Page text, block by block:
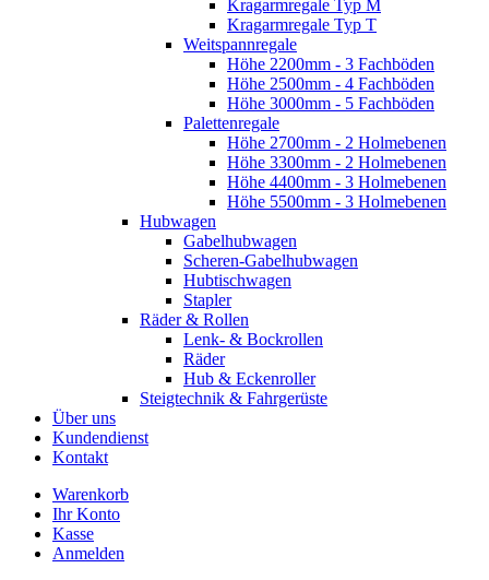
Kragarmregale Typ M
Kragarmregale Typ T
Weitspannregale
Höhe 2200mm - 3 Fachböden
Höhe 2500mm - 4 Fachböden
Höhe 3000mm - 5 Fachböden
Palettenregale
Höhe 2700mm - 2 Holmebenen
Höhe 3300mm - 2 Holmebenen
Höhe 4400mm - 3 Holmebenen
Höhe 5500mm - 3 Holmebenen
Hubwagen
Gabelhubwagen
Scheren-Gabelhubwagen
Hubtischwagen
Stapler
Räder & Rollen
Lenk- & Bockrollen
Räder
Hub & Eckenroller
Steigtechnik & Fahrgerüste
Über uns
Kundendienst
Kontakt
Warenkorb
Ihr Konto
Kasse
Anmelden